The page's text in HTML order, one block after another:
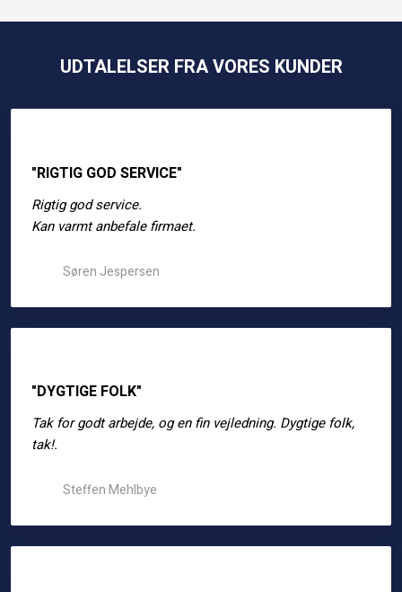
UDTALELSER FRA VORES KUNDER
"RIGTIG GOD SERVICE"
Rigtig god service.
​Kan varmt anbefale firmaet.​
Søren Jespersen
"DYGTIGE FOLK"
Tak for godt arbejde, og en fin vejledning. Dygtige folk,
tak!.
Steffen Mehlbye